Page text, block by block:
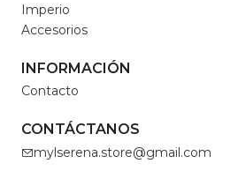
Imperio
Accesorios
INFORMACIÓN
Contacto
CONTÁCTANOS
mylserena.store@gmail.com